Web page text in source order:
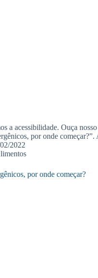
a acessibilidade. Ouça
por onde
2022
por onde começar?